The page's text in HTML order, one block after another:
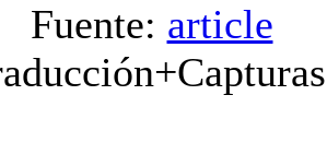
Fuente: article